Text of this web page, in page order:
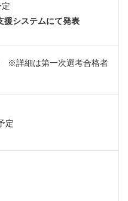
定
援システムにて発表
詳細は第一次選考合格者
定